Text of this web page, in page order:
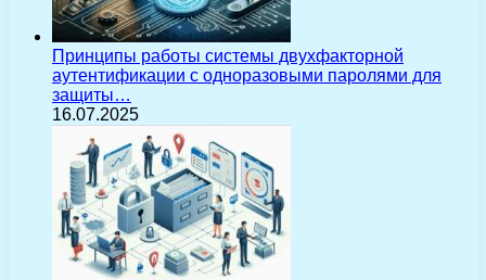
Принципы работы системы двухфакторной
аутентификации с одноразовыми паролями для
защиты…
16.07.2025